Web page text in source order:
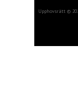
Upphovsrätt ©